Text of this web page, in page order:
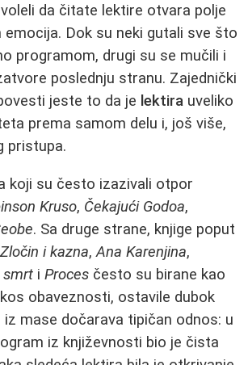
da čitate lektire otvara polje
Dok su neki gutali sve što
programom, drugi su se mučili i
poslednju stranu. Zajednički
jeste to da je lektira uveliko
prema samom delu i, još više,
pristupa.
koji su često izazivali otpor
Kruso, Čekajući Godoa,
. Sa druge strane, knjige poput
Zločin i kazna,Ana Karenjina,
smrt i Proces često su birane kao
obaveznosti, ostavile dubok
iz mase dočarava tipičan odnos: u
iz književnosti bio je čista